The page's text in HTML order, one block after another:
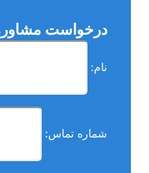
درخواست
نام:
شماره تماس: